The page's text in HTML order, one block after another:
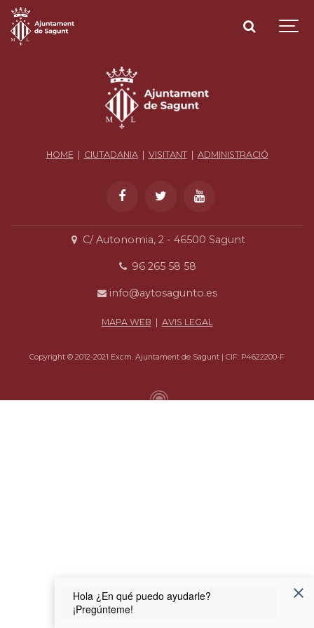
HOME CIUTADANIA| VISITANT| ADMINISTRACIÓ
C/ Autonomia, 2 - 46500 Sagunt
96 265 58 58
info@aytosagunto.es
MAPA WEB | AVIS LEGAL
Copyright © 2012-2021 Excm. Ajuntament de Sagunt | CIF: P4622200-F